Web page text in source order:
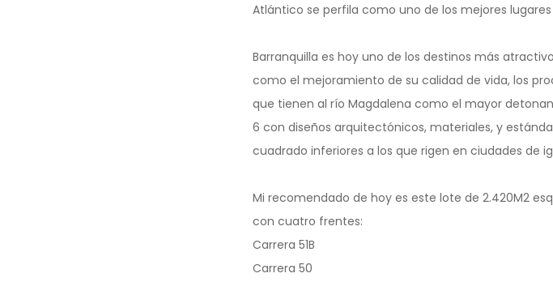
Atlántico se perfila como uno de los mejores
Barranquilla es hoy uno de los destinos más
como el mejoramiento de su calidad de vida, los
que tienen al río Magdalena como el mayor
6 con diseños arquitectónicos, materiales, y
cuadrado inferiores a los que rigen en ciudades de
Mi recomendado de hoy es este lote de 2.420M2
con cuatro frentes:
Carrera 51B
Carrera 50